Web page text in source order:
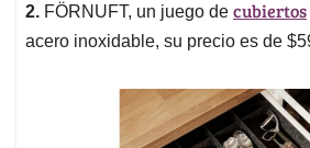
2. FÖRNUFT, un juego de cubiertos
acero inoxidable, su precio es de